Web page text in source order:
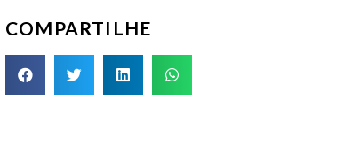
COMPARTILHE